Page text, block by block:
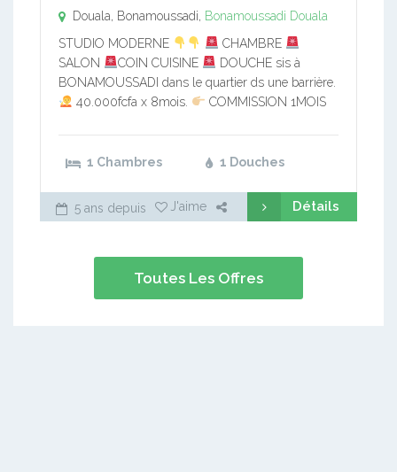
Douala, Bonamoussadi, Bonamoussadi Douala
STUDIO MODERNE
CHAMBRE
SALON
COIN CUISINE
DOUCHE sis à
BONAMOUSSADI dans le quartier ds une barrière.
40.000fcfa x 8mois.
COMMISSION 1MOIS
1 Chambres 1 Douches
5 ans depuis J'aime Détails
Toutes Les Offres